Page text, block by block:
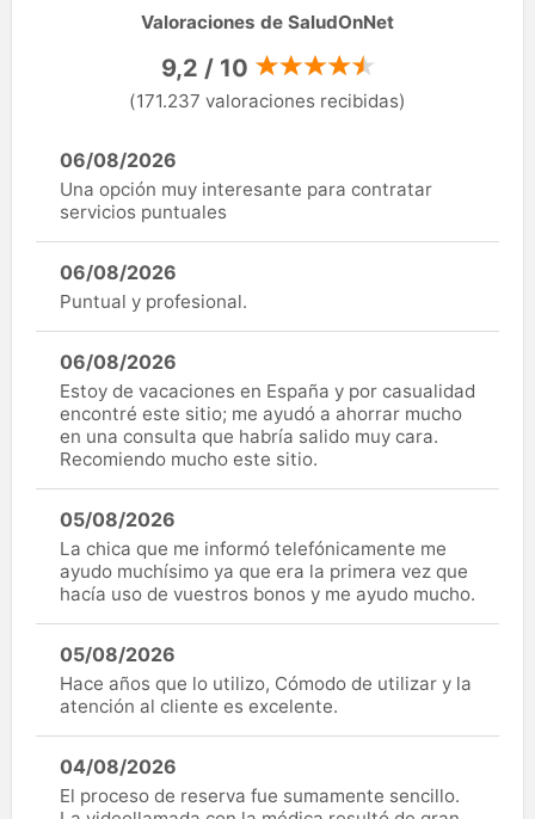
Valoraciones de SaludOnNet
9,2 / 10
(171.237 valoraciones recibidas)
06/08/2026
Una opción muy interesante para contratar
servicios puntuales
06/08/2026
Puntual y profesional.
06/08/2026
Estoy de vacaciones en España y por casualidad
encontré este sitio; me ayudó a ahorrar mucho
en una consulta que habría salido muy cara.
Recomiendo mucho este sitio.
05/08/2026
La chica que me informó telefónicamente me
ayudo muchísimo ya que era la primera vez que
hacía uso de vuestros bonos y me ayudo mucho.
05/08/2026
Hace años que lo utilizo, Cómodo de utilizar y la
atención al cliente es excelente.
04/08/2026
El proceso de reserva fue sumamente sencillo.